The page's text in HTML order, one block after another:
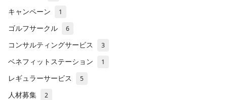
キャンペーン 1
ゴルフサークル 6
コンサルティングサービス 3
ベネフィットステーション 1
レギュラーサービス 5
人材募集 2